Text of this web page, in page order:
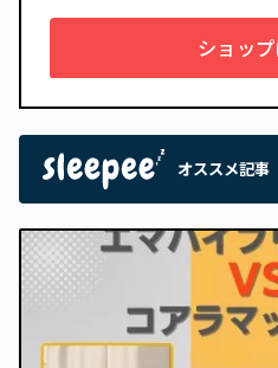
ショッ
オススメ記事